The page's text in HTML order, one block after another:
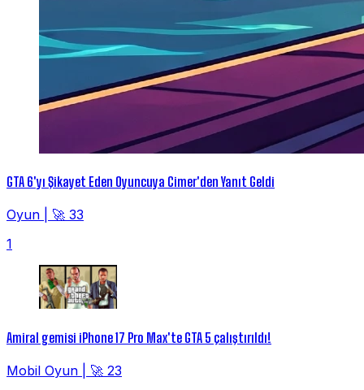
GTA 6'yı Şikayet Eden Oyuncuya Cimer'den Yanıt Geldi
Oyun
🚀 33
1
Amiral gemisi iPhone 17 Pro Max'te GTA 5 çalıştırıldı!
Mobil Oyun
🚀 23